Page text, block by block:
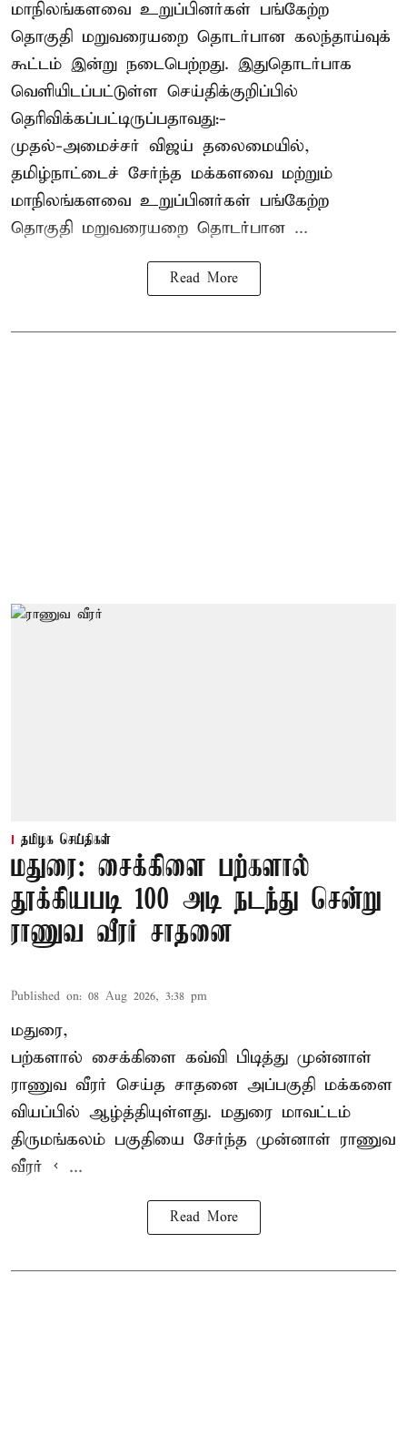
மாநிலங்களவை உறுப்பினர்கள் பங்கேற்ற
தொகுதி மறுவரையறை தொடர்பான கலந்தாய்வுக்
கூட்டம் இன்று நடைபெற்றது. இதுதொடர்பாக
வெளியிடப்பட்டுள்ள செய்திக்குறிப்பில்
தெரிவிக்கப்பட்டிருப்பதாவது:-
முதல்-அமைச்சர் விஜய் தலைமையில்,
தமிழ்நாட்டைச் சேர்ந்த மக்களவை மற்றும்
மாநிலங்களவை உறுப்பினர்கள் பங்கேற்ற
தொகுதி மறுவரையறை தொடர்பான ...
Read More
தமிழக செய்திகள்
மதுரை: சைக்கிளை பற்களால்
தூக்கியபடி 100 அடி நடந்து சென்று
ராணுவ வீரர் சாதனை
Published on: 08 Aug 2026, 3:38 pm
மதுரை,
பற்களால் சைக்கிளை கவ்வி பிடித்து முன்னாள்
ராணுவ வீரர் செய்த சாதனை அப்பகுதி மக்களை
வியப்பில் ஆழ்த்தியுள்ளது. மதுரை மாவட்டம்
திருமங்கலம் பகுதியை சேர்ந்த முன்னாள் ராணுவ
வீரர் < ...
Read More